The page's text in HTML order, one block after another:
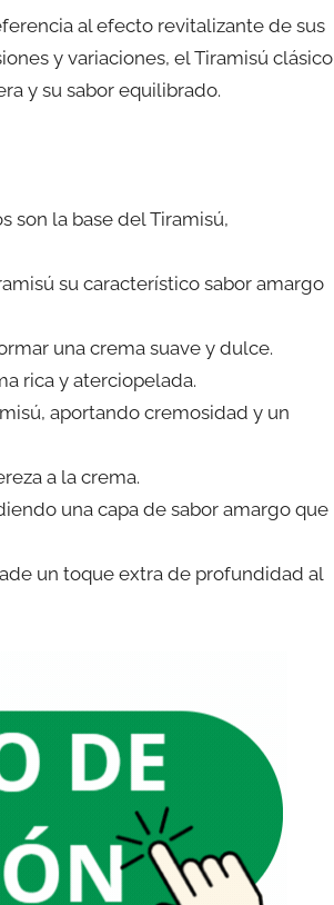
al efecto revitalizante de sus
y variaciones, el Tiramisú clásico
y su sabor equilibrado.
son la base del Tiramisú,
su característico sabor amargo
una crema suave y dulce.
rica y aterciopelada.
aportando cremosidad y un
a la crema.
una capa de sabor amargo que
un toque extra de profundidad al